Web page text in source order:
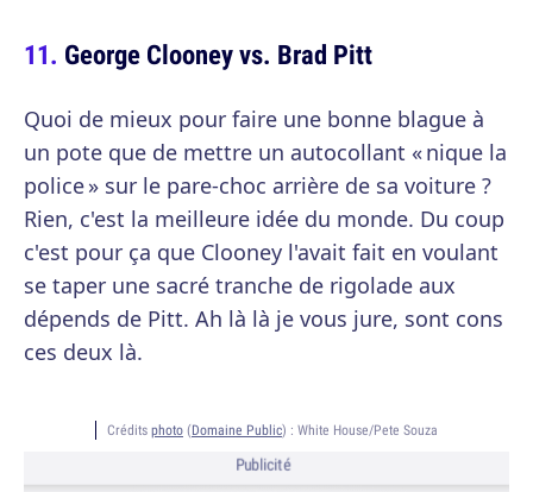
George Clooney vs. Brad Pitt
Quoi de mieux pour faire une bonne blague à
un pote que de mettre un autocollant « nique la
police » sur le pare-choc arrière de sa voiture ?
Rien, c'est la meilleure idée du monde. Du coup
c'est pour ça que Clooney l'avait fait en voulant
se taper une sacré tranche de rigolade aux
dépends de Pitt. Ah là là je vous jure, sont cons
ces deux là.
Crédits photo (Domaine Public) : White House/Pete Souza
Publicité